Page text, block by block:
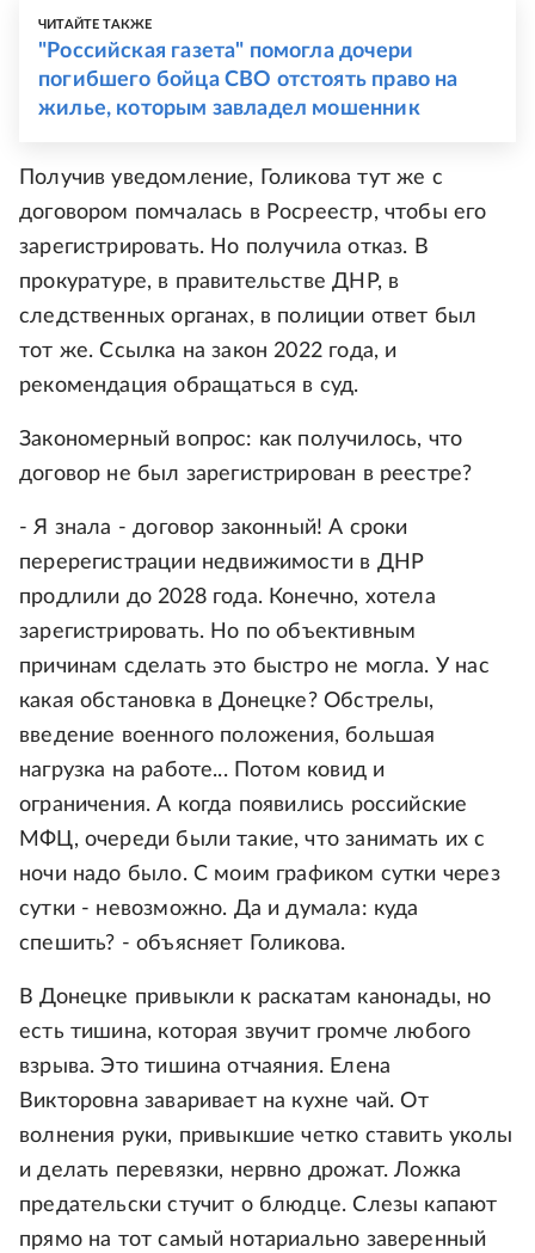
ЧИТАЙТЕ ТАКЖЕ
"Российская газета" помогла дочери
погибшего бойца СВО отстоять право на
жилье, которым завладел мошенник
Получив уведомление, Голикова тут же с
договором помчалась в Росреестр, чтобы его
зарегистрировать. Но получила отказ. В
прокуратуре, в правительстве ДНР, в
следственных органах, в полиции ответ был
тот же. Ссылка на закон 2022 года, и
рекомендация обращаться в суд.
Закономерный вопрос: как получилось, что
договор не был зарегистрирован в реестре?
- Я знала - договор законный! А сроки
перерегистрации недвижимости в ДНР
продлили до 2028 года. Конечно, хотела
зарегистрировать. Но по объективным
причинам сделать это быстро не могла. У нас
какая обстановка в Донецке? Обстрелы,
введение военного положения, большая
нагрузка на работе... Потом ковид и
ограничения. А когда появились российские
МФЦ, очереди были такие, что занимать их с
ночи надо было. С моим графиком сутки через
сутки - невозможно. Да и думала: куда
спешить? - объясняет Голикова.
В Донецке привыкли к раскатам канонады, но
есть тишина, которая звучит громче любого
взрыва. Это тишина отчаяния. Елена
Викторовна заваривает на кухне чай. От
волнения руки, привыкшие четко ставить уколы
и делать перевязки, нервно дрожат. Ложка
предательски стучит о блюдце. Слезы капают
прямо на тот самый нотариально заверенный